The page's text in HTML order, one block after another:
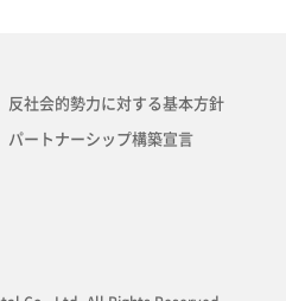
反社会的勢力に対する基本方針
パートナーシップ構築宣言